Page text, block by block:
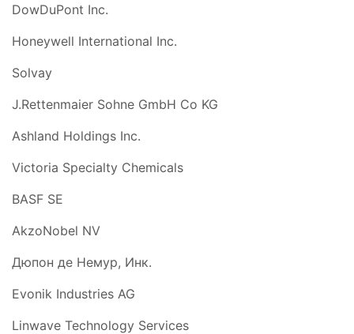
DowDuPont Inc.
Honeywell International Inc.
Solvay
J.Rettenmaier Sohne GmbH Co KG
Ashland Holdings Inc.
Victoria Specialty Chemicals
BASF SE
AkzoNobel NV
Дюпон де Немур, Инк.
Evonik Industries AG
Linwave Technology Services